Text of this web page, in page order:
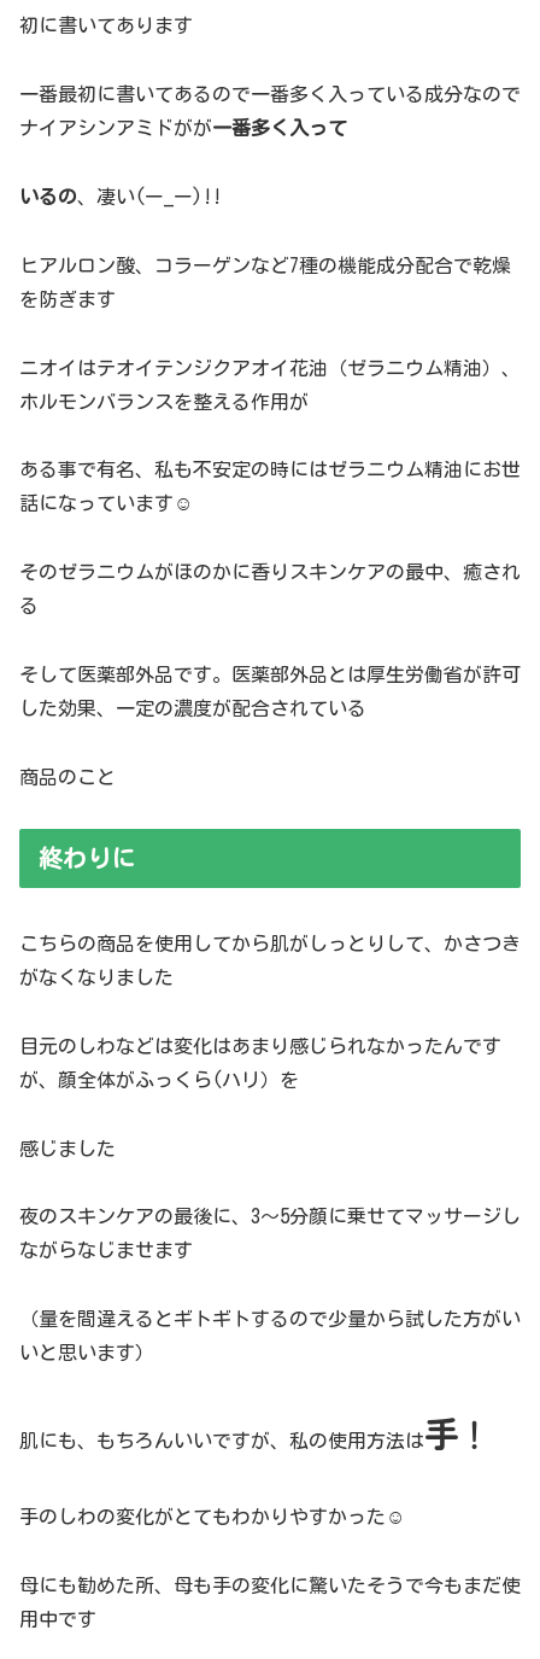
初に書いてあります
一番最初に書いてあるので一番多く入っている成分なので
ナイアシンアミドがが一番多く入って
いるの、凄い(ー_ー)!!
ヒアルロン酸、コラーゲンなど7種の機能成分配合で乾燥
を防ぎます
ニオイはテオイテンジクアオイ花油（ゼラニウム精油）、
ホルモンバランスを整える作用が
ある事で有名、私も不安定の時にはゼラニウム精油にお世
話になっています☺
そのゼラニウムがほのかに香りスキンケアの最中、癒され
る
そして医薬部外品です。医薬部外品とは厚生労働省が許可
した効果、一定の濃度が配合されている
商品のこと
終わりに
こちらの商品を使用してから肌がしっとりして、かさつき
がなくなりました
目元のしわなどは変化はあまり感じられなかったんです
が、顔全体がふっくら(ハリ）を
感じました
夜のスキンケアの最後に、3～5分顔に乗せてマッサージし
ながらなじませます
（量を間違えるとギトギトするので少量から試した方がい
いと思います）
肌にも、もちろんいいですが、私の使用方法は手 ！
手のしわの変化がとてもわかりやすかった☺
母にも勧めた所、母も手の変化に驚いたそうで今もまだ使
用中です